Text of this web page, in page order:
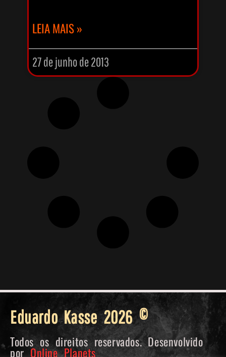
LEIA MAIS »
27 de junho de 2013
Eduardo Kasse 2026 ©
Todos os direitos reservados. Desenvolvido
por Online Planets